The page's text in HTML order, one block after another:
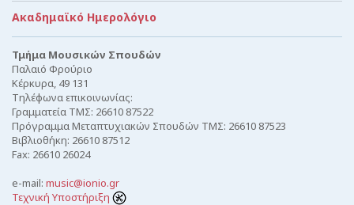
Ακαδημαϊκό Ημερολόγιο
Τμήμα Μουσικών Σπουδών
Παλαιό Φρούριο
Κέρκυρα, 49 131
Τηλέφωνα επικοινωνίας:
Γραμματεία ΤΜΣ: 26610 87522
Πρόγραμμα Μεταπτυχιακών Σπουδών ΤΜΣ: 26610 87523
Βιβλιοθήκη: 26610 87512
Fax: 26610 26024
e-mail: music@ionio.gr
Τεχνική Υποστήριξη